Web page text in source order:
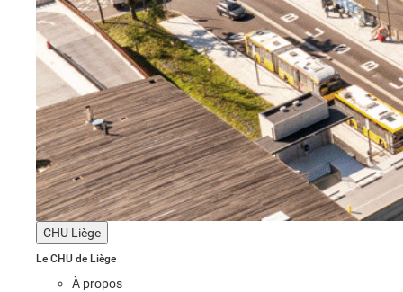
CHU Liège
Le CHU de Liège
À propos